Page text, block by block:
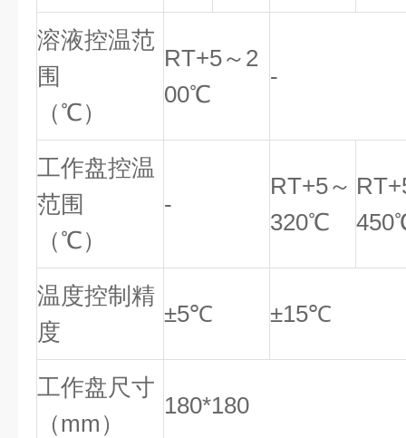
溶液控温范
围
（℃）
RT+5～2
00℃
-
工作盘控温
范围
（℃）
-
RT+5～
320℃
温度控制精
度
±5℃ ±15℃
工作盘尺寸
（mm）
180*180